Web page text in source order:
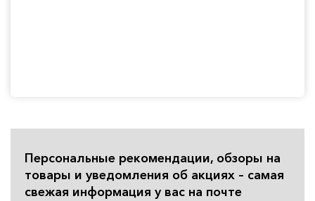
Персональные рекомендации, обзоры на
товары и уведомления об акциях – самая
свежая информация у вас на почте